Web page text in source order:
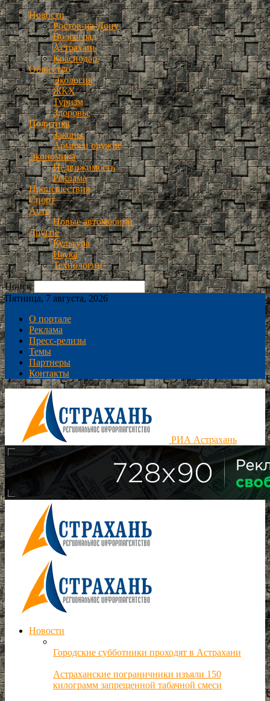
Новости
Ростов-на-Дону
Волгоград
Астрахань
Краснодар
Общество
Экология
ЖКХ
Туризм
Здоровье
Политика
Законы
Армия и оружие
Экономика
Недвижимость
Реклама
Происшествия
Спорт
Авто
Новые автомобили
Другие
Культура
Наука
Технологии
Поиск
Пятница, 7 августа, 2026
О портале
Реклама
Пресс-релизы
Темы
Партнеры
Контакты
РИА Астрахань
Новости
Городские субботники проходят в Астрахани
Астраханские пограничники изъяли 150
килограмм запрещенной табачной смеси